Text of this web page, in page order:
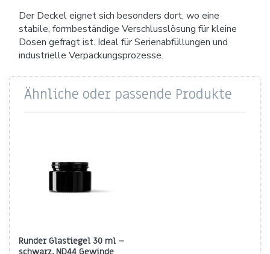
Der Deckel eignet sich besonders dort, wo eine
stabile, formbeständige Verschlusslösung für kleine
Dosen gefragt ist. Ideal für Serienabfüllungen und
industrielle Verpackungsprozesse.
Ähnliche oder passende Produkte
Runder Glastiegel 30 ml –